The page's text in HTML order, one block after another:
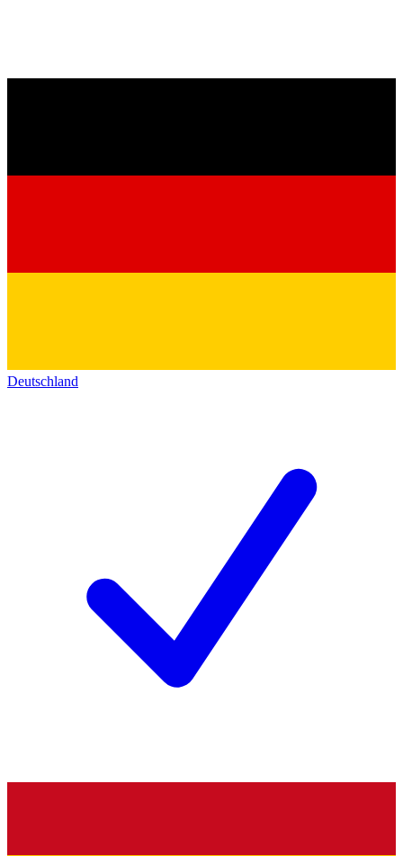
Deutschland